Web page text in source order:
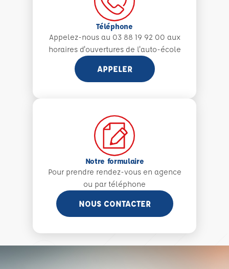
Téléphone
Appelez-nous au 03 88 19 92 00 aux
horaires d'ouvertures de l'auto-école
APPELER
Notre formulaire
Pour prendre rendez-vous en agence
ou par téléphone
NOUS CONTACTER